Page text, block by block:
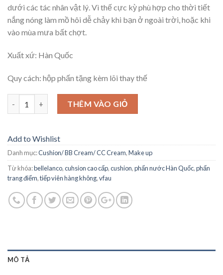
dưới các tác nhân vật lý. Vì thế cực kỳ phù hợp cho thời tiết
nắng nóng làm mồ hôi dễ chảy khi bạn ở ngoài trời, hoặc khi
vào mùa mưa bất chợt.
Xuất xứ: Hàn Quốc
Quy cách: hộp phấn tặng kèm lõi thay thế
THÊM VÀO GIỎ
Add to Wishlist
Danh mục:Cushion/ BB Cream/ CC Cream,Make up
Từ khóa:bellelanco,cuhsion cao cấp,cushion,phấn nước Hàn Quốc,phấn
trang điểm,tiếp viên hàng không,vfau
MÔ TẢ